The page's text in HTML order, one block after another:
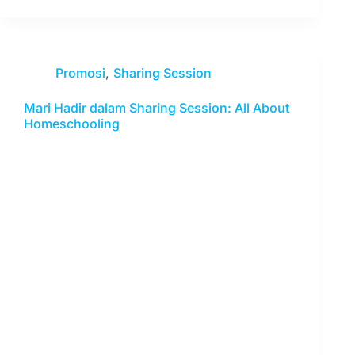
Promosi, Sharing Session
Mari Hadir dalam Sharing Session: All About
Homeschooling